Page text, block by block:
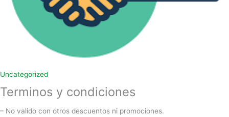
Uncategorized
Terminos y condiciones
– No valido con otros descuentos ni promociones.